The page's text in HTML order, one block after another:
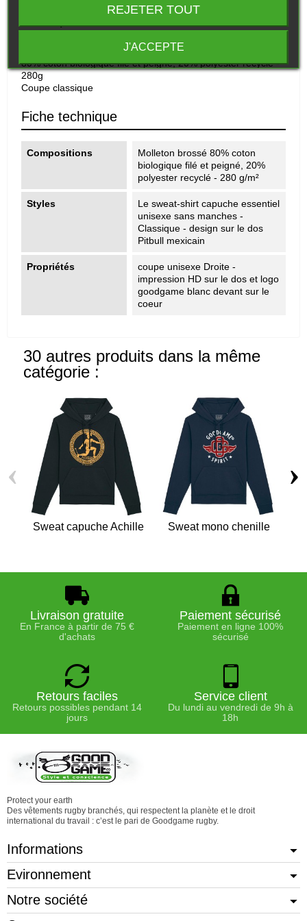
80% coton biologique filé et peigné, 20% polyester recyclé -
280g
Coupe classique
Fiche technique
Compositions
Molleton brossé 80% coton
biologique filé et peigné, 20%
polyester recyclé - 280 g/m²
Styles
Le sweat-shirt capuche essentiel
unisexe sans manches -
Classique - design sur le dos
Pitbull mexicain
Propriétés
coupe unisexe Droite -
impression HD sur le dos et logo
goodgame blanc devant sur le
coeur
30 autres produits dans la même
catégorie :
Sweat capuche Achille Sweat mono chenille
‹ ›
Livraison gratuite
En France à partir de 75 €
d'achats
Paiement sécurisé
Paiement en ligne 100%
sécurisé
Retours faciles
Retours possibles pendant 14
jours
Service client
Du lundi au vendredi de 9h à
18h
Protect your earth
Des vêtements rugby branchés, qui respectent la planète et le droit
international du travail : c’est le pari de Goodgame rugby.
Informations
Evironnement
Notre société
REJETER TOUT
J'ACCEPTE